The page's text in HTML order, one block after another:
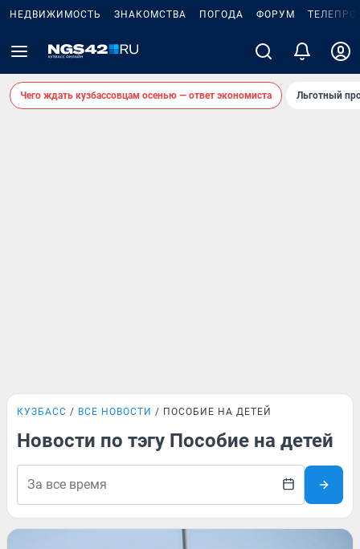
НЕДВИЖИМОСТЬ ЗНАКОМСТВА ПОГОДА ФОРУМ
Чего ждать кузбассовцам осенью — ответ экономиста Льготный
КУЗБАСС ВСЕ НОВОСТИ ПОСОБИЕ НА ДЕТЕЙ
Новости по тэгу Пособие на детей